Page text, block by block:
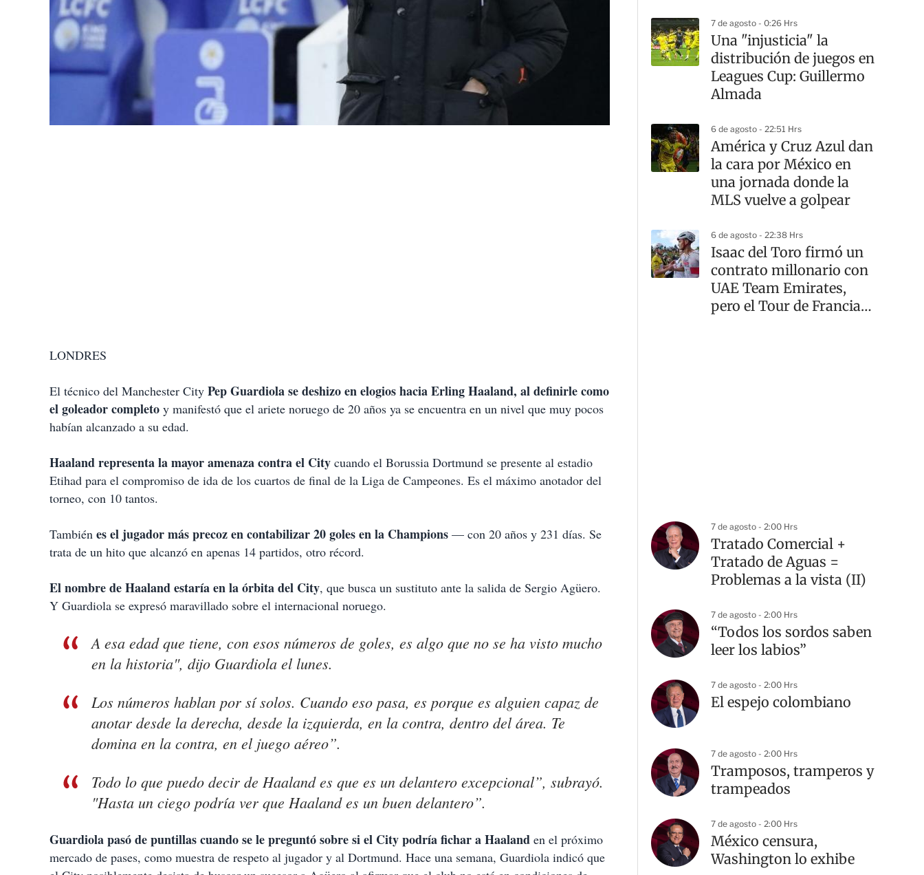
LONDRES
El técnico del Manchester City Pep Guardiola se deshizo en elogios hacia Erling Haaland, al definirle como
el goleador completo y manifestó que el ariete noruego de 20 años ya se encuentra en un nivel que muy pocos
habían alcanzado a su edad.
Haaland representa la mayor amenaza contra el City cuando el Borussia Dortmund se presente al estadio
Etihad para el compromiso de ida de los cuartos de final de la Liga de Campeones. Es el máximo anotador del
torneo, con 10 tantos.
También es el jugador más precoz en contabilizar 20 goles en la Champions — con 20 años y 231 días. Se
trata de un hito que alcanzó en apenas 14 partidos, otro récord.
El nombre de Haaland estaría en la órbita del City, que busca un sustituto ante la salida de Sergio Agüero.
Y Guardiola se expresó maravillado sobre el internacional noruego.
A esa edad que tiene, con esos números de goles, es algo que no se ha visto mucho
en la historia", dijo Guardiola el lunes.
Los números hablan por sí solos. Cuando eso pasa, es porque es alguien capaz de
anotar desde la derecha, desde la izquierda, en la contra, dentro del área. Te
domina en la contra, en el juego aéreo”.
Todo lo que puedo decir de Haaland es que es un delantero excepcional”, subrayó.
"Hasta un ciego podría ver que Haaland es un buen delantero”.
Guardiola pasó de puntillas cuando se le preguntó sobre si el City podría fichar a Haaland en el próximo
mercado de pases, como muestra de respeto al jugador y al Dortmund. Hace una semana, Guardiola indicó que
7 de agosto - 0:26 Hrs
Una "injusticia" la
distribución de juegos en
Leagues Cup: Guillermo
Almada
6 de agosto - 22:51 Hrs
América y Cruz Azul dan
la cara por México en
una jornada donde la
MLS vuelve a golpear
6 de agosto - 22:38 Hrs
Isaac del Toro firmó un
contrato millonario con
UAE Team Emirates,
pero el Tour de Francia
7 de agosto - 2:00 Hrs
Tratado Comercial +
Tratado de Aguas =
Problemas a la vista (II)
7 de agosto - 2:00 Hrs
“Todos los sordos saben
leer los labios”
7 de agosto - 2:00 Hrs
El espejo colombiano
7 de agosto - 2:00 Hrs
Tramposos, tramperos y
trampeados
7 de agosto - 2:00 Hrs
México censura,
Washington lo exhibe